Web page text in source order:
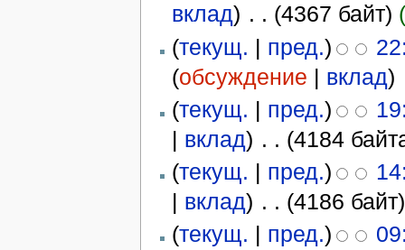
вклад) . . (4367 байт)
(текущ. | пред.)
(обсуждение | вклад)
(текущ. | пред.)
| вклад) . . (4184
(текущ. | пред.)
| вклад) . . (4186 байт)
(текущ. | пред.)